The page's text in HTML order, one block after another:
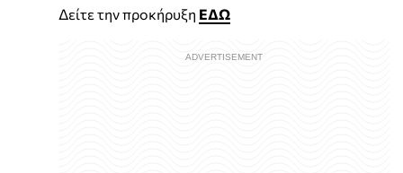
Δείτε την προκήρυξη ΕΔΩ